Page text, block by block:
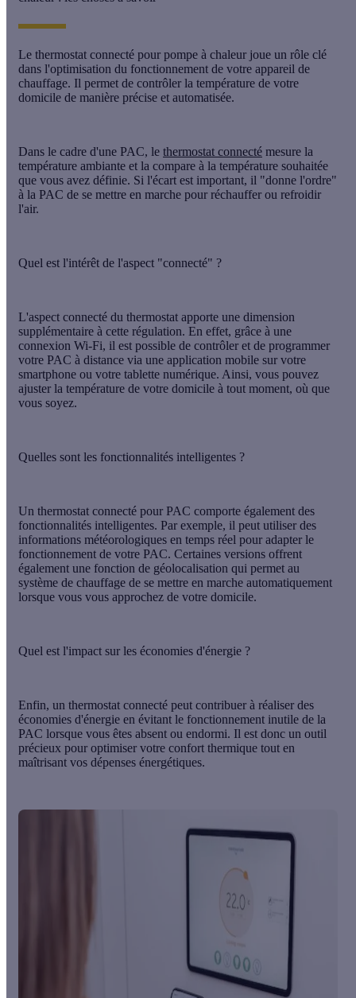
Le thermostat connecté pour pompe à chaleur joue un rôle clé
dans l'optimisation du fonctionnement de votre appareil de
chauffage. Il permet de contrôler la température de votre
domicile de manière précise et automatisée.
Dans le cadre d'une PAC, le thermostat connecté mesure la
température ambiante et la compare à la température souhaitée
que vous avez définie. Si l'écart est important, il "donne l'ordre"
à la PAC de se mettre en marche pour réchauffer ou refroidir
l'air.
Quel est l'intérêt de l'aspect "connecté" ?
L'aspect connecté du thermostat apporte une dimension
supplémentaire à cette régulation. En effet, grâce à une
connexion Wi-Fi, il est possible de contrôler et de programmer
votre PAC à distance via une application mobile sur votre
smartphone ou votre tablette numérique. Ainsi, vous pouvez
ajuster la température de votre domicile à tout moment, où que
vous soyez.
Quelles sont les fonctionnalités intelligentes ?
Un thermostat connecté pour PAC comporte également des
fonctionnalités intelligentes. Par exemple, il peut utiliser des
informations météorologiques en temps réel pour adapter le
fonctionnement de votre PAC. Certaines versions offrent
également une fonction de géolocalisation qui permet au
système de chauffage de se mettre en marche automatiquement
lorsque vous vous approchez de votre domicile.
Quel est l'impact sur les économies d'énergie ?
Enfin, un thermostat connecté peut contribuer à réaliser des
économies d'énergie en évitant le fonctionnement inutile de la
PAC lorsque vous êtes absent ou endormi. Il est donc un outil
précieux pour optimiser votre confort thermique tout en
maîtrisant vos dépenses énergétiques.